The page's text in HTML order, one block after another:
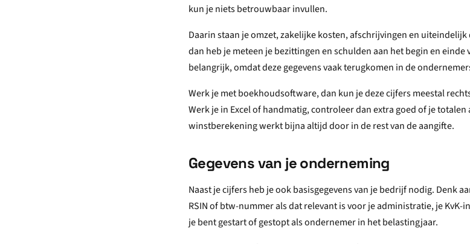
kun je niets betrouwbaar invullen.
Daarin staan je omzet, zakelijke kosten, afschrijvingen en
dan heb je meteen je bezittingen en schulden aan het begin en einde
belangrijk, omdat deze gegevens vaak terugkomen in de
Werk je met boekhoudsoftware, dan kun je deze cijfers meestal
Werk je in Excel of handmatig, controleer dan extra goed of je
winstberekening werkt bijna altijd door in de rest van de aangifte.
Gegevens van je onderneming
Naast je cijfers heb je ook basisgegevens van je bedrijf nodig. Denk
RSIN of btw-nummer als dat relevant is voor je administratie, je
je bent gestart of gestopt als ondernemer in het belastingjaar.